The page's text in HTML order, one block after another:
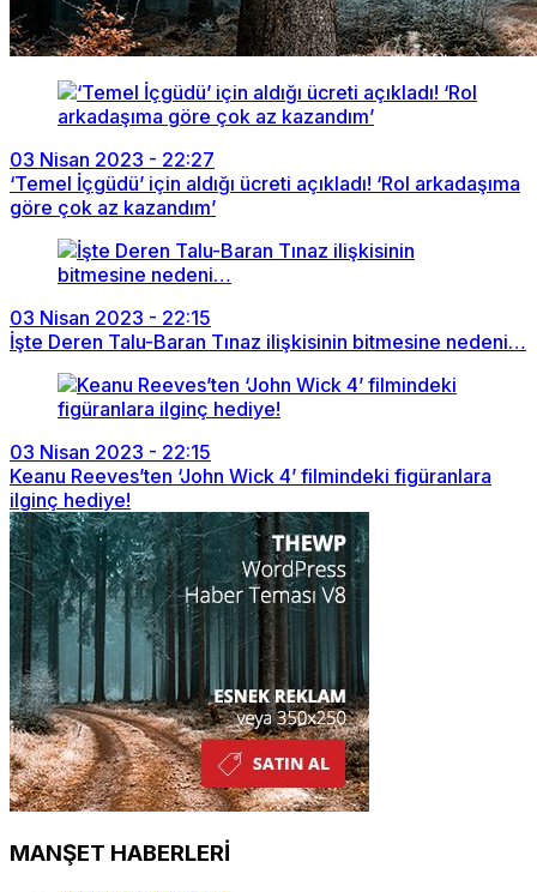
03 Nisan 2023 - 22:27
‘Temel İçgüdü’ için aldığı ücreti açıkladı! ‘Rol arkadaşıma
göre çok az kazandım’
03 Nisan 2023 - 22:15
İşte Deren Talu-Baran Tınaz ilişkisinin bitmesine nedeni…
03 Nisan 2023 - 22:15
Keanu Reeves’ten ‘John Wick 4’ filmindeki figüranlara
ilginç hediye!
MANŞET HABERLERİ